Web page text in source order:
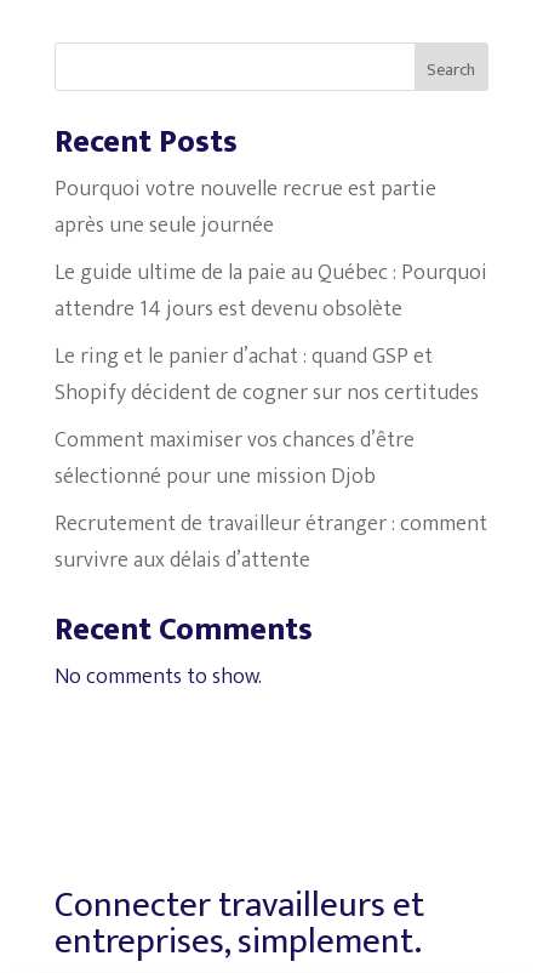
Search
Recent Posts
Pourquoi votre nouvelle recrue est partie
après une seule journée
Le guide ultime de la paie au Québec : Pourquoi
attendre 14 jours est devenu obsolète
Le ring et le panier d’achat : quand GSP et
Shopify décident de cogner sur nos certitudes
Comment maximiser vos chances d’être
sélectionné pour une mission Djob
Recrutement de travailleur étranger : comment
survivre aux délais d’attente
Recent Comments
No comments to show.
Connecter travailleurs et
entreprises, simplement.